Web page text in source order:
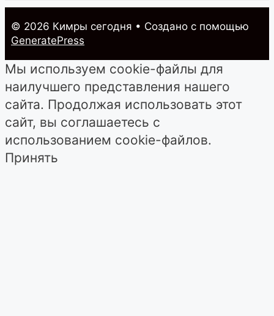
© 2026 Кимры cегодня • Создано с помощью
GeneratePress
Мы используем cookie-файлы для
наилучшего представления нашего
сайта. Продолжая использовать этот
сайт, вы соглашаетесь с
использованием cookie-файлов.
Принять